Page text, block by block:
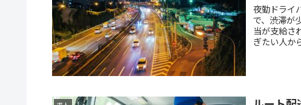
夜勤ドライ
で、渋滞が
当が支給さ
ぎたい人か